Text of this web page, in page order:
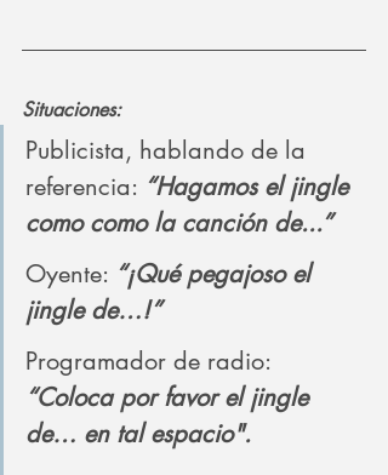
Situaciones:
Publicista, hablando de la
referencia: “Hagamos el jingle
como como la canción de...”
Oyente: “¡Qué pegajoso el
jingle de…!”
Programador de radio:
“Coloca por favor el jingle
de… en tal espacio".